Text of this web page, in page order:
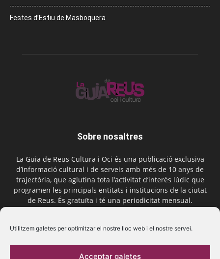
Utilitzem galetes per optimitzar el nostre lloc web i el nostre servei.
Acceptar galetes
Festes d’Estiu de Masboquera
Sobre nosaltres
La Guia de Reus Cultura i Oci és una publicació exclusiva
d’informació cultural i de serveis amb més de 10 anys de
trajectòria, que aglutina tota l’activitat d’interès lúdic que
programen les principals entitats i institucions de la ciutat
de Reus. És gratuïta i té una periodicitat mensual.